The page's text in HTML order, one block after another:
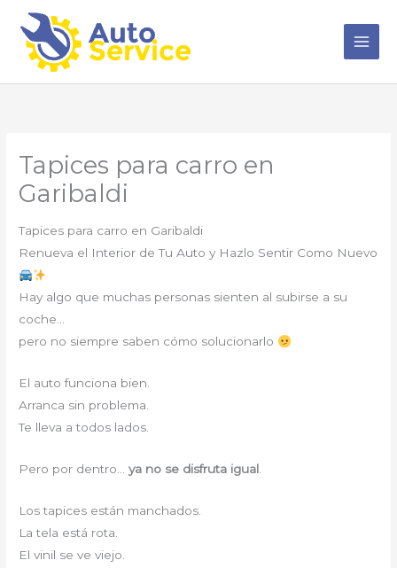
contenido
Tapices para carro en
Garibaldi
Tapices para carro en Garibaldi
Renueva el Interior de Tu Auto y Hazlo Sentir Como Nuevo
Hay algo que muchas personas sienten al subirse a su
coche…
pero no siempre saben cómo solucionarlo
El auto funciona bien.
Arranca sin problema.
Te lleva a todos lados.
Pero por dentro…ya no se disfruta igual
Los tapices están manchados.
La tela está rota.
El vinil se ve viejo.